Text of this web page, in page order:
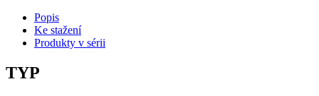
červená
burgundy
množství
Popis
Ke stažení
Produkty v sérii
TYP